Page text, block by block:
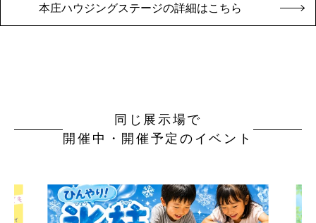
本庄ハウジングステージの詳細はこちら
同じ展示場で
開催中・開催予定のイベント